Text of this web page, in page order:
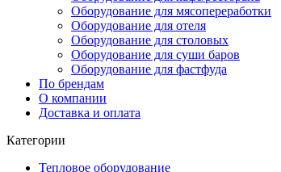
Оборудование для мясопереработки
Оборудование для отеля
Оборудование для столовых
Оборудование для суши баров
Оборудование для фастфуда
По брендам
О компании
Доставка и оплата
Категории
Тепловое оборудование